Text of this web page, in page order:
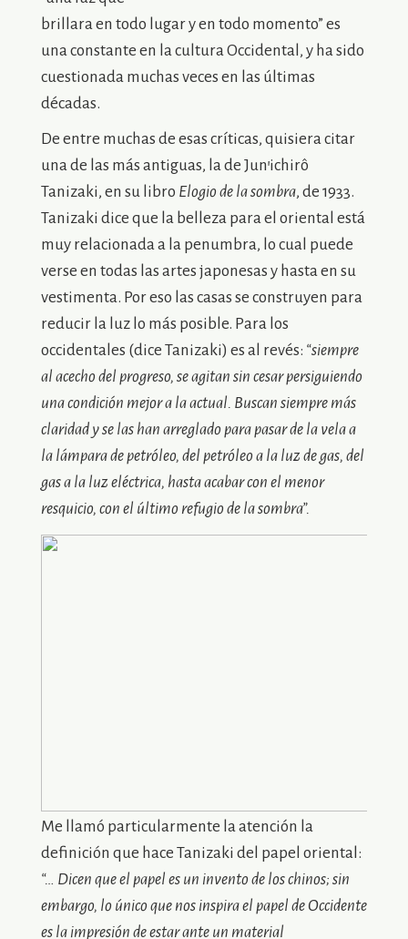
brillara en todo lugar y en todo momento” es
una constante en la cultura Occidental, y ha sido
cuestionada muchas veces en las últimas
décadas.
De entre muchas de esas críticas, quisiera citar
una de las más antiguas, la de Jun’ichirô
Tanizaki, en su libro Elogio de la sombra, de 1933.
Tanizaki dice que la belleza para el oriental está
muy relacionada a la penumbra, lo cual puede
verse en todas las artes japonesas y hasta en su
vestimenta. Por eso las casas se construyen para
reducir la luz lo más posible. Para los
occidentales (dice Tanizaki) es al revés: “siempre
al acecho del progreso, se agitan sin cesar persiguiendo
una condición mejor a la actual. Buscan siempre más
claridad y se las han arreglado para pasar de la vela a
la lámpara de petróleo, del petróleo a la luz de gas, del
gas a la luz eléctrica, hasta acabar con el menor
resquicio, con el último refugio de la sombra”.
Me llamó particularmente la atención la
definición que hace Tanizaki del papel oriental:
“… Dicen que el papel es un invento de los chinos; sin
embargo, lo único que nos inspira el papel de Occidente
es la impresión de estar ante un material